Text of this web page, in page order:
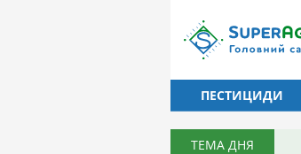
ПЕСТИЦИДИ
ТЕМА ДНЯ